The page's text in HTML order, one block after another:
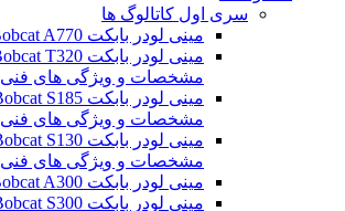
سری اول کاتالوگ ها
مینی لودر بابکت Bobcat A770
مشخصات و ویژگی های فنی
مشخصات و ویژگی های فنی
مشخصات و ویژگی های فنی
مینی لودر بابکت Bobcat A300